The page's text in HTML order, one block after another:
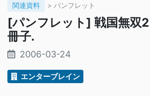
関連資料 > パンフレット
[パンフレット] 戦国無双
冊子.
2006-03-24
エンターブレイン